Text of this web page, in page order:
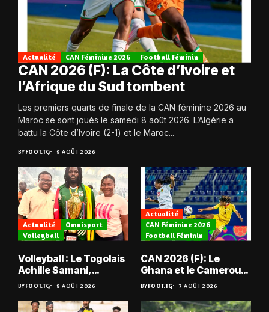
Actualité CAN Féminine 2026 Football Féminin
CAN 2026 (F): La Côte d’Ivoire et
l’Afrique du Sud tombent
Les premiers quarts de finale de la CAN féminine 2026 au
Maroc se sont joués le samedi 8 août 2026. L’Algérie a
battu la Côte d’Ivoire (2-1) et le Maroc...
BYFOOT.TG 9 AOÛT 2026
Actualité
Omnisport
Volleyball
Volleyball : Le Togolais
Achille Samani,
champion du Bénin !
BYFOOT.TG 8 AOÛT 2026
Actualité
CAN Féminine 2026
Football Féminin
CAN 2026 (F): Le
Ghana et le Cameroun
en quarts
BYFOOT.TG 7 AOÛT 2026